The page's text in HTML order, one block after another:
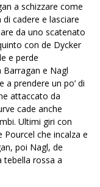
a schizzare come
cadere e lasciare
da uno scatenato
con de Dycker
e perde
e Nagl
prendere un po’ di
attaccato da
cade anche
Ultimi giri con
Pourcel che incalza e
poi Nagl, de
tebella rossa a